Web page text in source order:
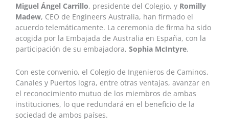
Miguel Ángel Carrillo, presidente del Colegio, y Romilly
Madew, CEO de Engineers Australia, han firmado el
acuerdo telemáticamente. La ceremonia de firma ha sido
acogida por la Embajada de Australia en España, con la
participación de su embajadora, Sophia McIntyre.
Con este convenio, el Colegio de Ingenieros de Caminos,
Canales y Puertos logra, entre otras ventajas, avanzar en
el reconocimiento mutuo de los miembros de ambas
instituciones, lo que redundará en el beneficio de la
sociedad de ambos países.